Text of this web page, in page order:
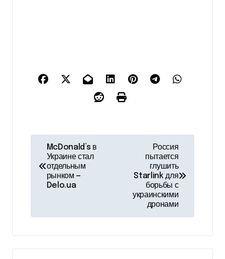
а
McDonald’s в
Украине стал
отдельным
рынком —
Delo.ua
Россия
пытается
глушить
Starlink для
борьбы с
украинскими
дронами